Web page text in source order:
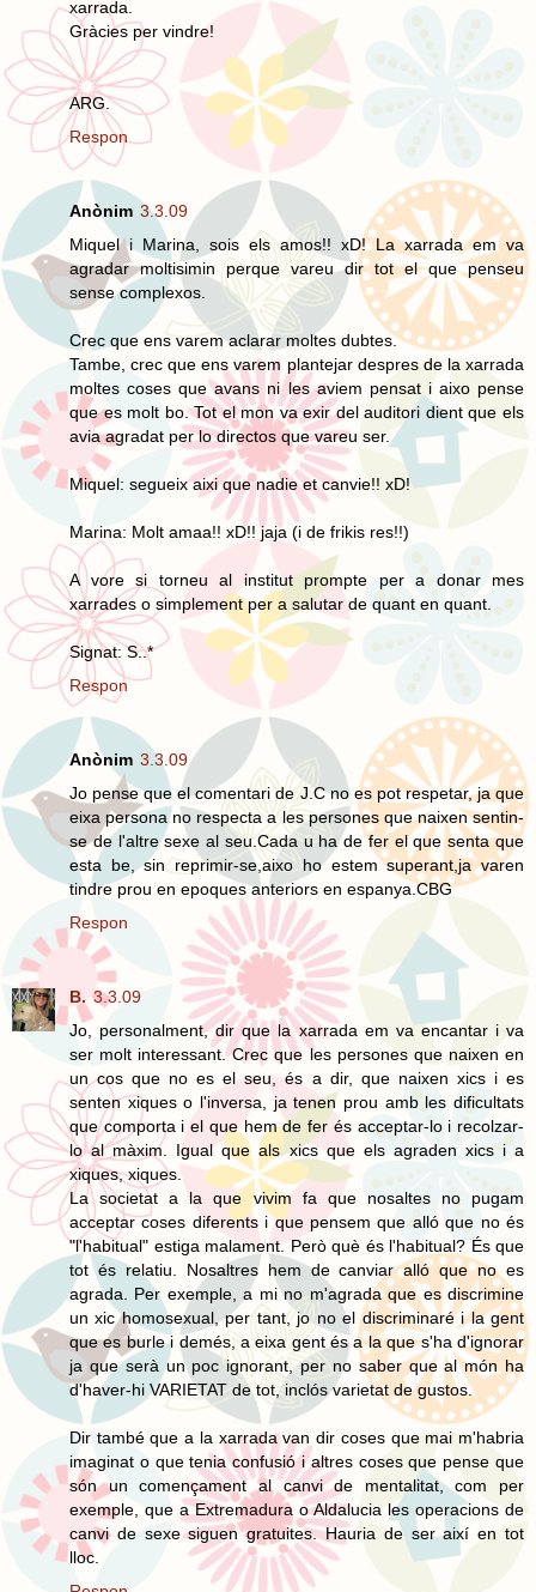
xarrada.
Gràcies per vindre!
ARG.
Respon
Anònim 3.3.09
Miquel i Marina, sois els amos!! xD! La xarrada em va
agradar moltisimin perque vareu dir tot el que penseu
sense complexos.
Crec que ens varem aclarar moltes dubtes.
Tambe, crec que ens varem plantejar despres de la xarrada
moltes coses que avans ni les aviem pensat i aixo pense
que es molt bo. Tot el mon va exir del auditori dient que els
avia agradat per lo directos que vareu ser.
Miquel: segueix aixi que nadie et canvie!! xD!
Marina: Molt amaa!! xD!! jaja (i de frikis res!!)
A vore si torneu al institut prompte per a donar mes
xarrades o simplement per a salutar de quant en quant.
Signat: S..*
Respon
Anònim 3.3.09
Jo pense que el comentari de J.C no es pot respetar, ja que
eixa persona no respecta a les persones que naixen sentin-
se de l'altre sexe al seu.Cada u ha de fer el que senta que
esta be, sin reprimir-se,aixo ho estem superant,ja varen
tindre prou en epoques anteriors en espanya.CBG
Respon
B. 3.3.09
Jo, personalment, dir que la xarrada em va encantar i va
ser molt interessant. Crec que les persones que naixen en
un cos que no es el seu, és a dir, que naixen xics i es
senten xiques o l'inversa, ja tenen prou amb les dificultats
que comporta i el que hem de fer és acceptar-lo i recolzar-
lo al màxim. Igual que als xics que els agraden xics i a
xiques, xiques.
La societat a la que vivim fa que nosaltes no pugam
acceptar coses diferents i que pensem que alló que no és
"l'habitual" estiga malament. Però què és l'habitual? És que
tot és relatiu. Nosaltres hem de canviar alló que no es
agrada. Per exemple, a mi no m'agrada que es discrimine
un xic homosexual, per tant, jo no el discriminaré i la gent
que es burle i demés, a eixa gent és a la que s'ha d'ignorar
ja que serà un poc ignorant, per no saber que al món ha
d'haver-hi VARIETAT de tot, inclós varietat de gustos.
Dir també que a la xarrada van dir coses que mai m'habria
imaginat o que tenia confusió i altres coses que pense que
són un començament al canvi de mentalitat, com per
exemple, que a Extremadura o Aldalucia les operacions de
canvi de sexe siguen gratuites. Hauria de ser així en tot
lloc.